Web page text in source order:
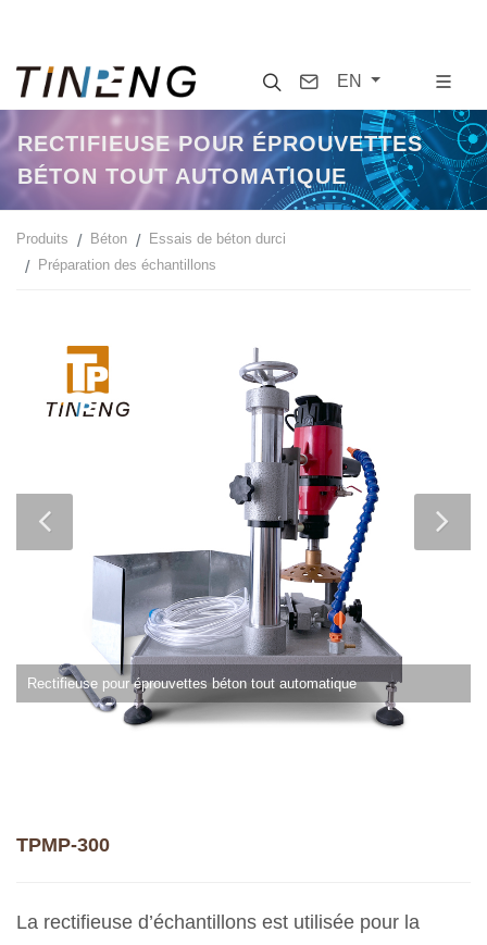
SearchContact
EN
RECTIFIEUSE POUR ÉPROUVETTES
BÉTON TOUT AUTOMATIQUE
Produits Béton
Essais de béton durci
Préparation des échantillons
Rectifieuse pour éprouvettes béton tout automatique
TPMP-300
La rectifieuse d’échantillons est utilisée pour la